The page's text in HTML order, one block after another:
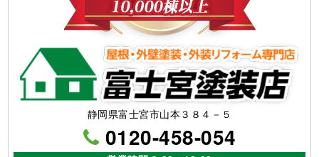
静岡県富士宮市山本３８４－５
0120-458-054